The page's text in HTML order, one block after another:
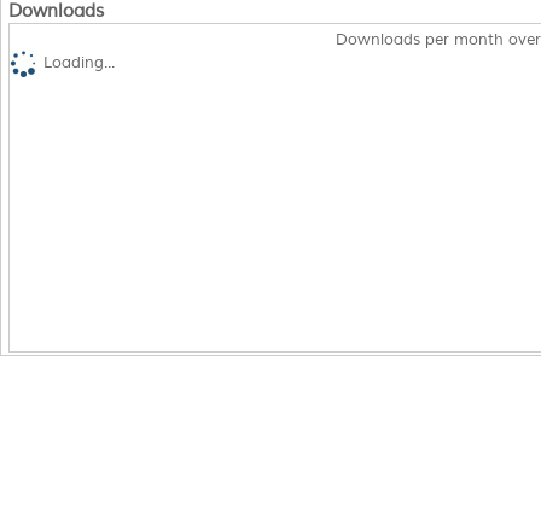
Downloads
Downloads per month
Loading...